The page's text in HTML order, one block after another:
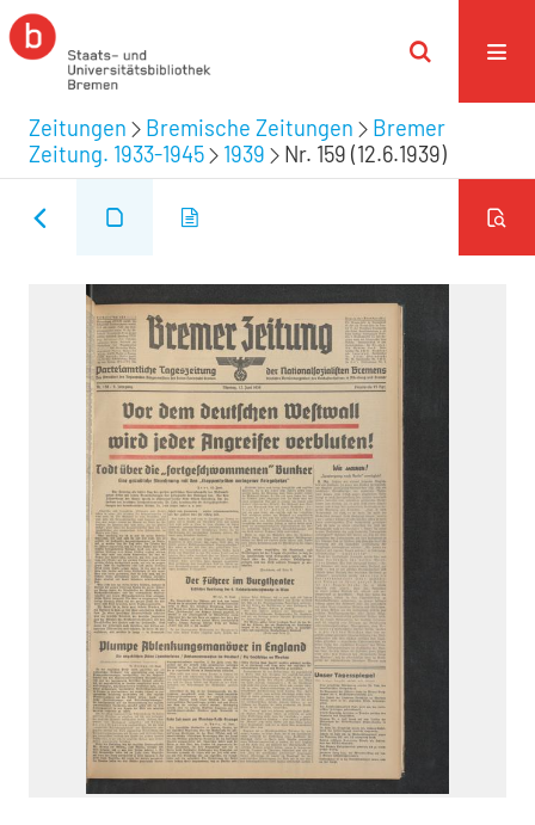
Zeitungen Bremische Zeitungen
Bremer
Zeitung. 1933-1945
1939 Nr. 159 (12.6.1939)